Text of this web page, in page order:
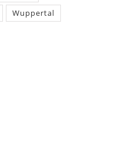
Wuppertal